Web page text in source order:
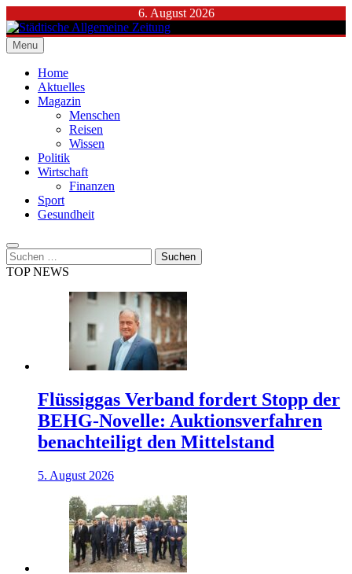
to
content
6. August 2026
Städtische Allgemeine Zeitung
Menu
Home
Aktuelles
Magazin
Menschen
Reisen
Wissen
Politik
Wirtschaft
Finanzen
Sport
Gesundheit
Suchen
nach:
TOP NEWS
Flüssiggas Verband fordert Stopp der
BEHG-Novelle: Auktionsverfahren
benachteiligt den Mittelstand
5. August 2026